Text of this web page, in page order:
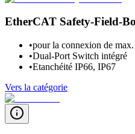
EtherCAT Safety-Field-
•pour la connexion de
•Dual-Port Switch intégré
•Etanchéité IP66, IP67
Vers la catégorie